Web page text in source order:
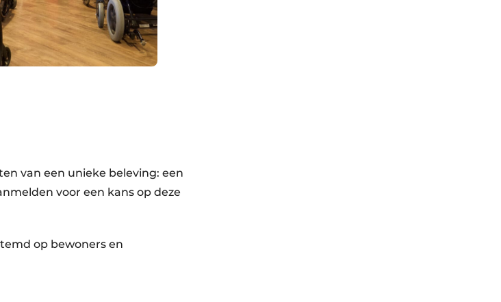
van een unieke beleving: een
voor een kans op deze
op bewoners en